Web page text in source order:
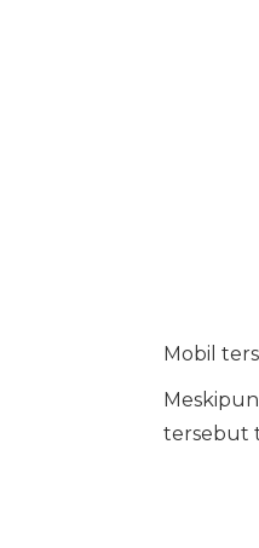
Mobil
tersebut